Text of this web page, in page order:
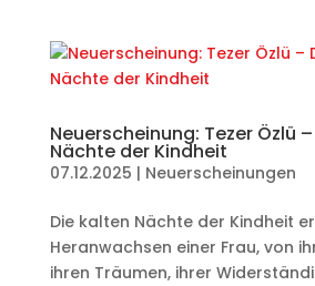
Neuerscheinung: Tezer Özlü
Nächte der Kindheit
07.12.2025 | Neuerscheinungen
Die kalten Nächte der Kindheit
Heranwachsen einer Frau, von
ihren Träumen, ihrer